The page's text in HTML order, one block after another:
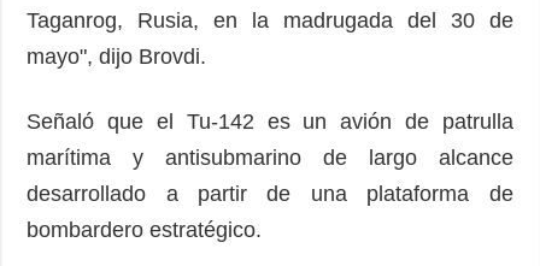
Taganrog, Rusia, en la madrugada del 30 de
mayo", dijo Brovdi.
Señaló que el Tu-142 es un avión de patrulla
marítima y antisubmarino de largo alcance
desarrollado a partir de una plataforma de
bombardero estratégico.